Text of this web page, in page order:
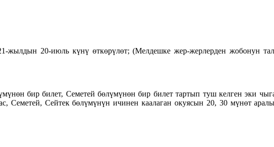
жылдын 20-июль күнү өткөрүлөт; (Мелдешке жер-жерлерден жобонун
бир билет, Семетей бөлүмүнөн бир билет тартып туш келген эки
Семетей, Сейтек бөлүмүнүн ичинен каалаган окуясын 20, 30 мүнөт